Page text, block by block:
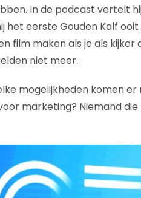
In de podcast vertelt
het eerste Gouden Kalf ooit
film maken als je als
niet meer.
mogelijkheden komen
marketing? Niemand